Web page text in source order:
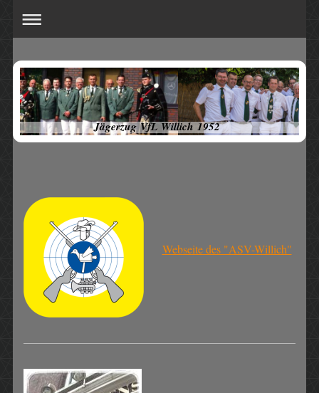
Jägerzug VfL Willich 1952
Webseite des "ASV-Willich"